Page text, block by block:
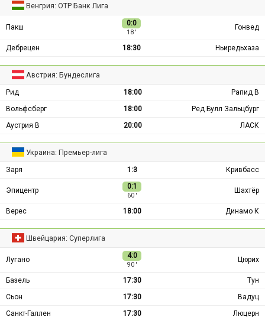
Венгрия: ОТР Банк Лига
Пакш 0:0
18 ′
Гонвед
Дебрецен 18:30 Ньиредьхаза
Австрия: Бундеслига
Рид 18:00
Рапид В
Вольфсберг
18:00
Ред Булл Зальцбург
Аустрия В
20:00 ЛАСК
Украина: Премьер-лига
Заря 1:3 Кривбасс
Эпицентр 0:1
60 ′
Шахтёр
Верес 18:00 Динамо К
Швейцария: Суперлига
Лугано 4:0
90 ′
Цюрих
Базель 17:30
Тун
Сьон
17:30
Вадуц
Санкт-Галлен
17:30 Люцерн